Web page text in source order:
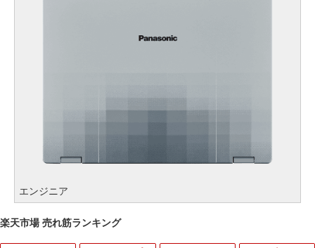
エンジニア
楽天市場 売れ筋ランキング